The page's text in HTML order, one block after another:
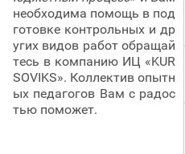
необходима помощь в под
готовке контрольных и др
угих видов работ обращай
тесь в компанию ИЦ «KUR
SOVIKS». Коллектив опытн
ых педагогов Вам с радос
тью поможет.